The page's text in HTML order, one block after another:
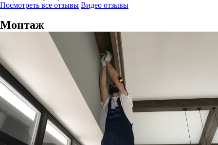
Посмотреть все отзывы Видео отзывы
Монтаж